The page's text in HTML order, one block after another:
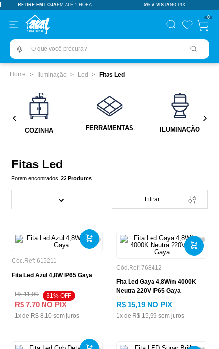
RETIRE EM LOJAEM ATÉ 1 HORA 5% À VISTANO PIX
0
O que você procura?
Iluminação Led Fitas Led
COZINHA FERRAMENTAS ILUMINAÇÃO
Fitas Led
22 Produtos
Filtrar
Cód.Ref: 615211
Fita Led Azul 4,8W IP65 Gaya
R$ 11,00 31% OFF
R$ 7,70 NO PIX
1x de R$ 8,10 sem juros
Cód.Ref: 768412
Fita Led Gaya 4,8W/m 4000K
Neutra 220V IP65 Gaya
R$ 15,19 NO PIX
1x de R$ 15,99 sem juros
TERMOS MAIS BUSCADOS
pisos revestimentos
º ceramica
revestimento
6 vaso sanitário
9 º porta
10º 1